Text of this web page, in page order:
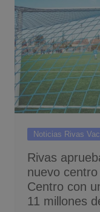
Noticias Rivas
Rivas
nuevo
Centro con
11 millones